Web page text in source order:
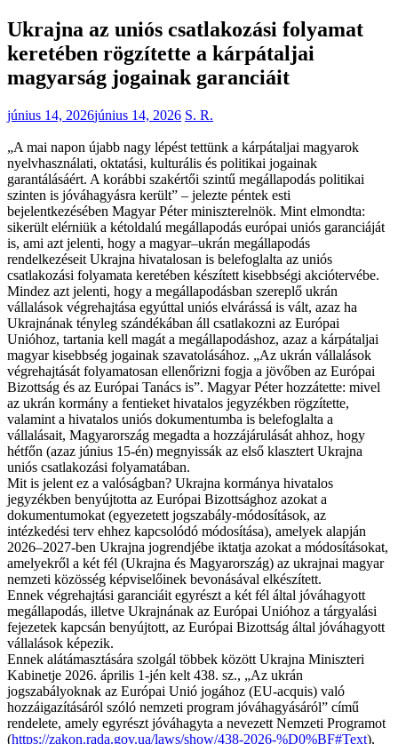
Ukrajna az uniós csatlakozási folyamat
keretében rögzítette a kárpátaljai
magyarság jogainak garanciáit
június 14, 2026június 14, 2026 S. R.
„A mai napon újabb nagy lépést tettünk a kárpátaljai magyarok
nyelvhasználati, oktatási, kulturális és politikai jogainak
garantálásáért. A korábbi szakértői szintű megállapodás politikai
szinten is jóváhagyásra került” – jelezte péntek esti
bejelentkezésében Magyar Péter miniszterelnök. Mint elmondta:
sikerült elérniük a kétoldalú megállapodás európai uniós garanciáját
is, ami azt jelenti, hogy a magyar–ukrán megállapodás
rendelkezéseit Ukrajna hivatalosan is belefoglalta az uniós
csatlakozási folyamata keretében készített kisebbségi akciótervébe.
Mindez azt jelenti, hogy a megállapodásban szereplő ukrán
vállalások végrehajtása egyúttal uniós elvárássá is vált, azaz ha
Ukrajnának tényleg szándékában áll csatlakozni az Európai
Unióhoz, tartania kell magát a megállapodáshoz, azaz a kárpátaljai
magyar kisebbség jogainak szavatolásához. „Az ukrán vállalások
végrehajtását folyamatosan ellenőrizni fogja a jövőben az Európai
Bizottság és az Európai Tanács is”. Magyar Péter hozzátette: mivel
az ukrán kormány a fentieket hivatalos jegyzékben rögzítette,
valamint a hivatalos uniós dokumentumba is belefoglalta a
vállalásait, Magyarország megadta a hozzájárulását ahhoz, hogy
hétfőn (azaz június 15-én) megnyissák az első klasztert Ukrajna
uniós csatlakozási folyamatában.
Mit is jelent ez a valóságban? Ukrajna kormánya hivatalos
jegyzékben benyújtotta az Európai Bizottsághoz azokat a
dokumentumokat (egyezetett jogszabály-módosítások, az
intézkedési terv ehhez kapcsolódó módosítása), amelyek alapján
2026–2027-ben Ukrajna jogrendjébe iktatja azokat a módosításokat,
amelyekről a két fél (Ukrajna és Magyarország) az ukrajnai magyar
nemzeti közösség képviselőinek bevonásával elkészített.
Ennek végrehajtási garanciáit egyrészt a két fél által jóváhagyott
megállapodás, illetve Ukrajnának az Európai Unióhoz a tárgyalási
fejezetek kapcsán benyújtott, az Európai Bizottság által jóváhagyott
vállalások képezik.
Ennek alátámasztására szolgál többek között Ukrajna Miniszteri
Kabinetje 2026. április 1-jén kelt 438. sz., „Az ukrán
jogszabályoknak az Európai Unió jogához (EU-acquis) való
hozzáigazításáról szóló nemzeti program jóváhagyásáról” című
rendelete, amely egyrészt jóváhagyta a nevezett Nemzeti Programot
(https://zakon.rada.gov.ua/laws/show/438-2026-%D0%BF#Text),